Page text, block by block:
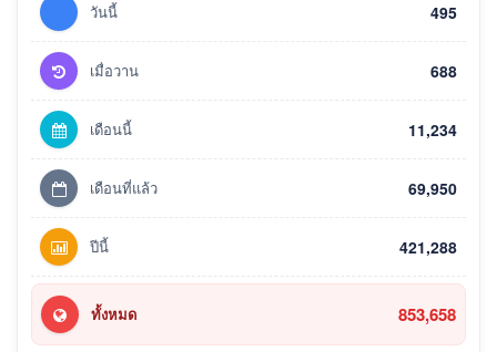
วันนี้ 495
เมื่อวาน 688
เดือนนี้ 11,234
เดือนที่แล้ว 69,950
ปีนี้ 421,288
ทั้งหมด 853,658